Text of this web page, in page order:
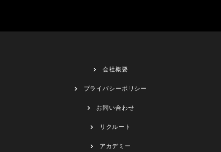
会社概要
プライバシーポリシー
お問い合わせ
リクルート
アカデミー